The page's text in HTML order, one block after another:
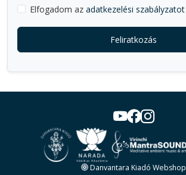
Elfogadom az adatkezelési szabályzatot
Feliratkozás
Danvantara Kiadó Webshop